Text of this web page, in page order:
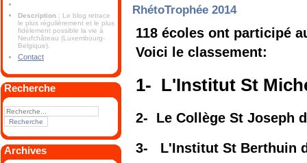
Description : Le blog retrace
le plus régulièrement et le plus
fidèlement possible la vie à
Neufchâteau (Luxembourg-
Belgique).
Contact
Recherche
Archives
RhétoTrophée 2014
118 écoles ont participé
Voici le classement:
1- L'Institut St
2- Le Collège St Joseph
3- L'Institut St Berthuin